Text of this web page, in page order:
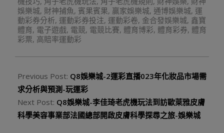
娛樂城, 財神捕魚, 賓果賓果, 贏家娛樂城, 通博娛樂城, 運
動彩券分析, 運動彩券投注, 運動彩卷, 金合發娛樂城, 鑫寶
體育, 電子遊戲, 電競, 電競比賽, 體育博彩, 體育彩券, 體育
彩票, 高賠率運動彩
Previous Post: Q8娛樂城-2運彩直播023年化妝品市場需
求分析與預測-玩運彩
Next Post: Q8娛樂城-李佳琦老虎機玩法到訪歐萊雅皮膚
科學美容事業部法國總部開啟皮膚科學探尋之旅-娛樂城